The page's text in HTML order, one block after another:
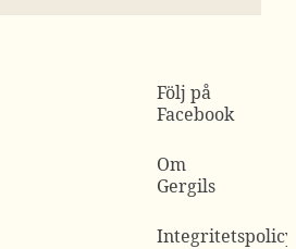
Följ på
Facebook
Om
Gergils
Integritetspolicy